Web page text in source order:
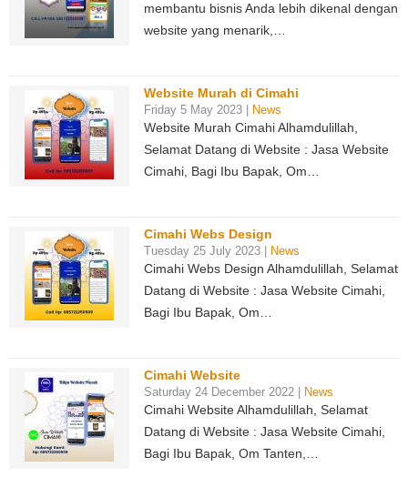
membantu bisnis Anda lebih dikenal dengan
website yang menarik,…
Website Murah di Cimahi
Friday 5 May 2023 | News
Website Murah Cimahi Alhamdulillah,
Selamat Datang di Website : Jasa Website
Cimahi, Bagi Ibu Bapak, Om…
Cimahi Webs Design
Tuesday 25 July 2023 | News
Cimahi Webs Design Alhamdulillah, Selamat
Datang di Website : Jasa Website Cimahi,
Bagi Ibu Bapak, Om…
Cimahi Website
Saturday 24 December 2022 | News
Cimahi Website Alhamdulillah, Selamat
Datang di Website : Jasa Website Cimahi,
Bagi Ibu Bapak, Om Tanten,…